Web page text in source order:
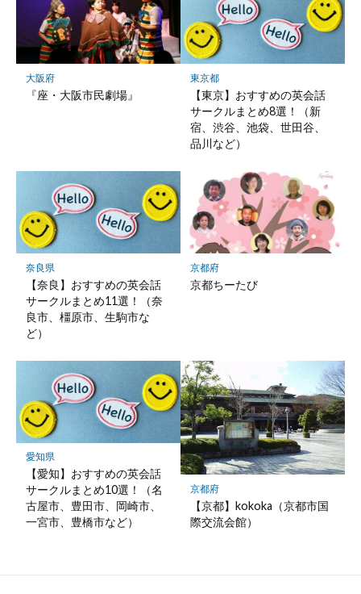
大阪府
『座・大阪市民劇場』
東京都
【東京】おすすめの英会話
サークルまとめ8選！（新
宿、渋谷、池袋、世田谷、
品川など）
奈良県
【奈良】おすすめの英会話
サークルまとめ11選！（奈
良市、橿原市、生駒市な
ど）
京都府
京都ちーたび
愛知県
【愛知】おすすめの英会話
サークルまとめ10選！（名
古屋市、豊田市、岡崎市、
一宮市、豊橋市など）
京都府
【京都】kokoka（京都市国
際交流会館）